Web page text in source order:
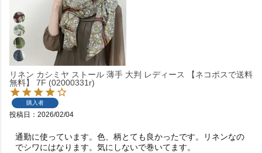
リネン カシミヤ ストール 薄手 大判 レディース 【ネコポスで送料
無料】 7F (02000331r)
購入者
投稿日 2026/02/04
通勤に使っています。色、柄とても良かったです。リネンなの
でシワにはなります。気にしないで巻いてます。